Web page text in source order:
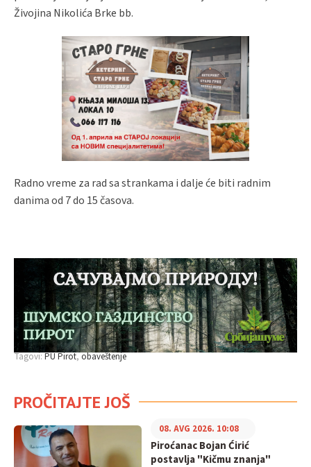
Živojina Nikolića Brke bb.
Radno vreme za rad sa strankama i dalje će biti radnim
danima od 7 do 15 časova.
Tagovi:PU Pirot obaveštenje
PROČITAJTE JOŠ
Piroćanac Bojan Ćirić
postavlja "Kičmu znanja"
08. AVG 2026. 10:08